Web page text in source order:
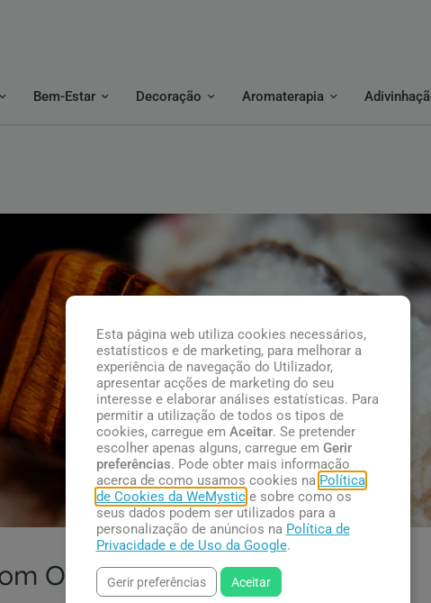
Bem-Estar Decoração Aromaterapia
Olho de Tigre
Esta página web utiliza cookies necessários,
estatísticos e de marketing, para melhorar a
experiência de navegação do Utilizador,
apresentar acções de marketing do seu
interesse e elaborar análises estatísticas. Para
permitir a utilização de todos os tipos de
cookies, carregue em Aceitar. Se pretender
escolher apenas alguns, carregue em Gerir
preferências. Pode obter mais informação
acerca de como usamos cookies na Política
de Cookies da WeMystice sobre como os
seus dados podem ser utilizados para a
personalização de anúncios na Política de
Privacidade e de Uso da Google.
Gerir preferências Aceitar